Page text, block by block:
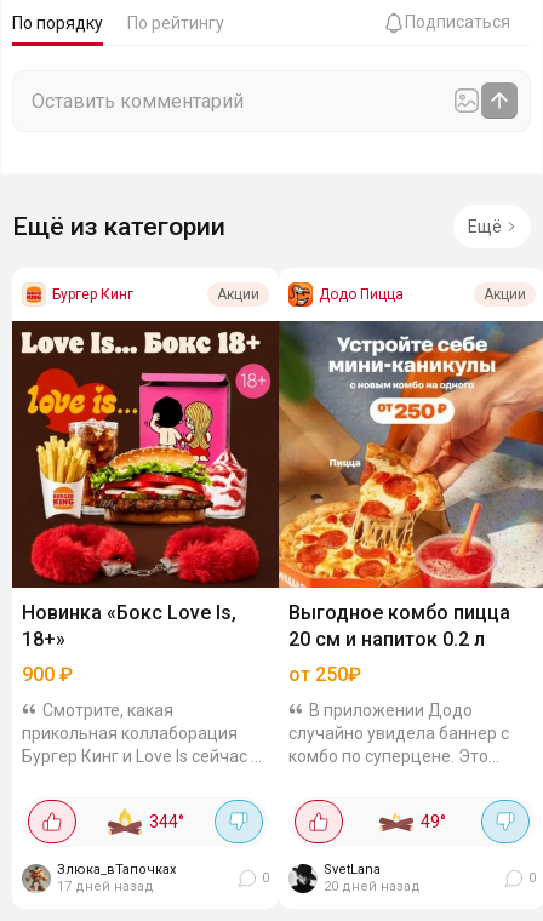
По порядку По рейтингу Подписаться
Ещё из категории Ещё
Бургер Кинг Акции
Новинка «Бокс Love Is,
18+»
900 ₽
Смотрите, какая
прикольная коллаборация
Бургер Кинг и Love Is сейчас в
899.99 рублей, считайте, 900
рублей. Что внутри бокса?
Воппер Love Is… на...
344°
Злюка_вТапочках
17 дней назад
0
Додо Пицца Акции
Выгодное комбо пицца
20 см и напиток 0.2 л
от 250₽
В приложении Додо
случайно увидела баннер с
комбо по суперцене. Это
проверяла. Если добавить в
корзину комбо - пиццу и
напиток, то получится...
49°
SvetLana
20 дней назад
0